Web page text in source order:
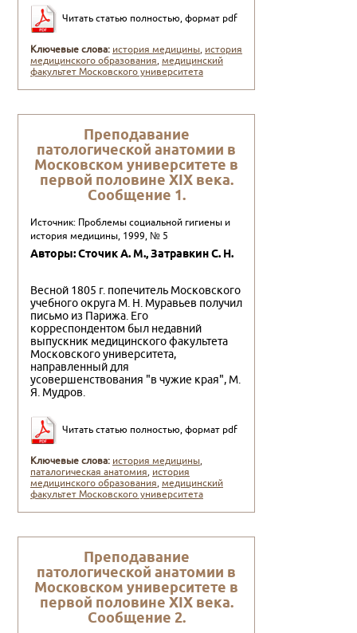
Читать статью полностью, формат pdf
Ключевые слова: история медицины, история
медицинского образования,медицинский
факультет Московского университета
Пpеподавание
патологической анатомии в
Московском унивеpситете в
пеpвой половине XIX века.
Сообщение 1.
Источник: Проблемы социальной гигиены и
история медицины, 1999, № 5
Авторы: Сточик А. М., Затpавкин С. Н.
Весной 1805 г. попечитель Московского
учебного округа М. Н. Муравьев получил
письмо из Парижа. Его
корреспондентом был недавний
выпускник медицинского факультета
Московского университета,
направленный для
усовершенствования "в чужие края", М.
Я. Мудров.
Читать статью полностью, формат pdf
Ключевые слова: история медицины,
паталогическая анатомия, история
медицинского образования,медицинский
факультет Московского университета
Пpеподавание
патологической анатомии в
Московском унивеpситете в
пеpвой половине XIX века.
Сообщение 2.